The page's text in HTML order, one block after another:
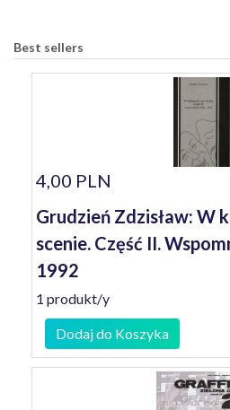
Best sellers
4,00 PLN
Grudzień Zdzisław: W
scenie. Część II.
1992
1 produkt/y
Dodaj do Koszyka